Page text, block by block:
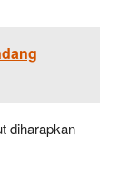
diharapkan